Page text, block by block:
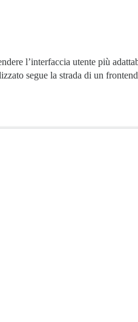
l’interfaccia utente più
segue la strada di un